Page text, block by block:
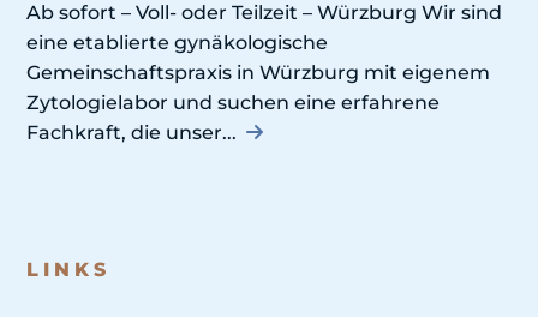
Ab sofort – Voll- oder Teilzeit – Würzburg Wir sind
eine etablierte gynäkologische
Gemeinschaftspraxis in Würzburg mit eigenem
Zytologielabor und suchen eine erfahrene
Fachkraft, die unser...
LINKS